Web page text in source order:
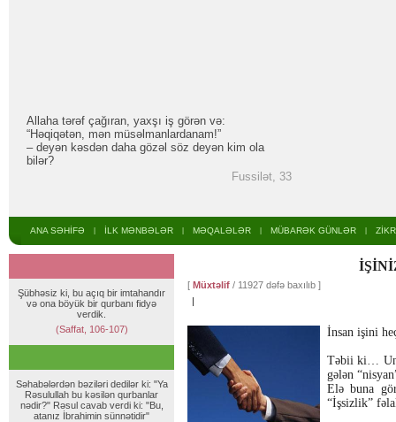
Allaha tərəf çağıran, yaxşı iş görən və:
“Həqiqətən, mən müsəlmanlardanam!”
– deyən kəsdən daha gözəl söz deyən kim ola
bilər?
Fussilət, 33
ANA SƏHİFƏ İLK MƏNBƏLƏR MƏQALƏLƏR MÜBARƏK GÜNLƏR
Şübhəsiz ki, bu açıq bir imtahandır
və ona böyük bir qurbanı fidyə
verdik.
(Saffat, 106-107)
Səhabələrdən bəziləri dedilər ki: "Ya
Rəsulullah bu kəsilən qurbanlar
nədir?" Rəsul cavab verdi ki: "Bu,
atanız İbrahimin sünnətidir"
[ Müxtəlif / 11927 dəfə baxılıb ]
|
İnsan işini
Təbii ki…
gələn
Elə buna
“İşsizlik”